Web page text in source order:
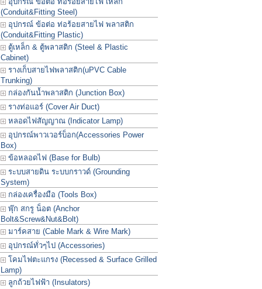
(Conduit&Fitting Steel)
อุปกรณ์ ข้อต่อ ท่อร้อยสายไฟ พลาสติก
(Conduit&Fitting Plastic)
ตู้เหล็ก & ตู้พลาสติก (Steel & Plastic
Cabinet)
รางเก็บสายไฟพลาสติก(uPVC Cable
Trunking)
กล่องกันน้ำพลาสติก (Junction Box)
รางท่อแอร์ (Cover Air Duct)
หลอดไฟสัญญาณ (Indicator Lamp)
อุปกรณ์พาวเวอร์บ็อก(Accessories Power
Box)
ข้อหลอดไฟ (Base for Bulb)
ระบบสายดิน ระบบกราวด์ (Grounding
System)
กล่องเครื่องมือ (Tools Box)
พุ๊ก สกรู น็อต (Anchor
Bolt&Screw&Nut&Bolt)
มาร์คสาย (Cable Mark & Wire Mark)
อุปกรณ์ทั่วๆไป (Accessories)
โคมไฟตะแกรง (Recessed & Surface Grilled
Lamp)
ลูกถ้วยไฟฟ้า (Insulators)